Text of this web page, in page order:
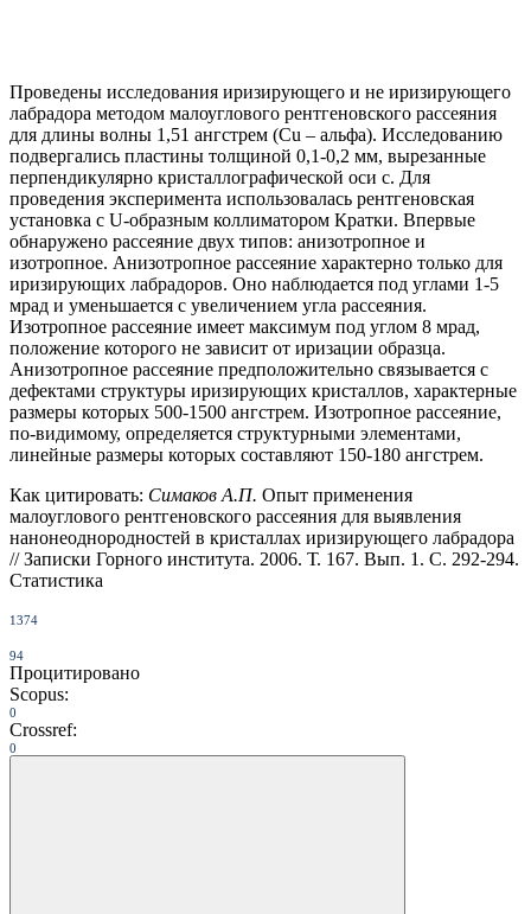
Проведены исследования иризирующего и не иризирующего
лабрадора методом малоуглового рентгеновского рассеяния
для длины волны 1,51 ангстрем (Cu – альфа). Исследованию
подвергались пластины толщиной 0,1-0,2 мм, вырезанные
перпендикулярно кристаллографической оси с. Для
проведения эксперимента использовалась рентгеновская
установка с U-образным коллиматором Кратки. Впервые
обнаружено рассеяние двух типов: анизотропное и
изотропное. Анизотропное рассеяние характерно только для
иризирующих лабрадоров. Оно наблюдается под углами 1-5
мрад и уменьшается с увеличением угла рассеяния.
Изотропное рассеяние имеет максимум под углом 8 мрад,
положение которого не зависит от иризации образца.
Анизотропное рассеяние предположительно связывается с
дефектами структуры иризирующих кристаллов, характерные
размеры которых 500-1500 ангстрем. Изотропное рассеяние,
по-видимому, определяется структурными элементами,
линейные размеры которых составляют 150-180 ангстрем.
Как цитировать: Симаков А.П. Опыт применения
малоуглового рентгеновского рассеяния для выявления
нанонеоднородностей в кристаллах иризирующего лабрадора
// Записки Горного института. 2006. Т. 167. Вып. 1. С. 292-294.
Статистика
1374
94
Процитировано
Scopus:
0
Crossref:
0